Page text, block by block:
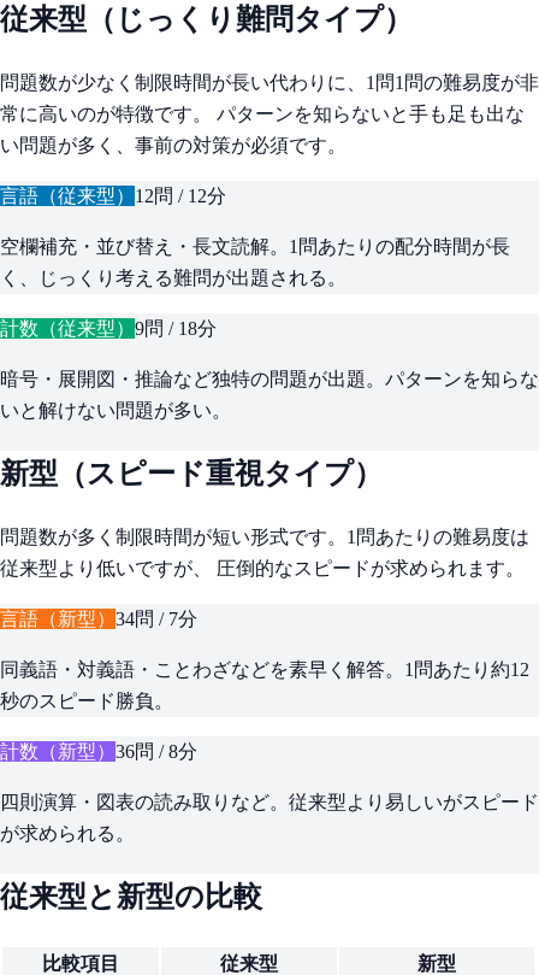
従来型（じっくり難問タイプ）
問題数が少なく制限時間が長い代わりに、1問1問の難易度が非
常に高いのが特徴です。 パターンを知らないと手も足も出な
い問題が多く、事前の対策が必須です。
言語（従来型） 12問 / 12分
空欄補充・並び替え・長文読解。1問あたりの配分時間が長
く、じっくり考える難問が出題される。
計数（従来型） 9問 / 18分
暗号・展開図・推論など独特の問題が出題。パターンを知らな
いと解けない問題が多い。
新型（スピード重視タイプ）
問題数が多く制限時間が短い形式です。1問あたりの難易度は
従来型より低いですが、 圧倒的なスピードが求められます。
言語（新型） 34問 / 7分
同義語・対義語・ことわざなどを素早く解答。1問あたり約12
秒のスピード勝負。
計数（新型） 36問 /8分
四則演算・図表の読み取りなど。従来型より易しいがスピード
が求められる。
従来型と新型の比較
比較項目 従来型
新型